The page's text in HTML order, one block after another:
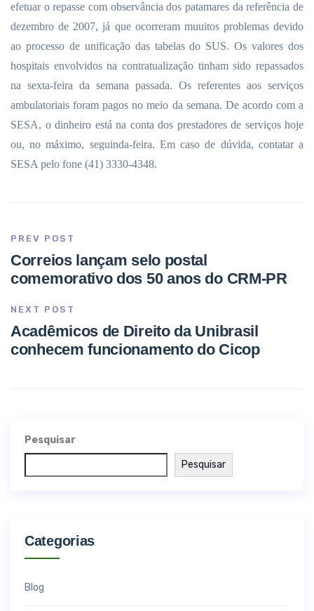
efetuar o repasse com observância dos patamares da referência de
dezembro de 2007, já que ocorreram muuitos problemas devido
ao processo de unificação das tabelas do SUS. Os valores dos
hospitais envolvidos na contratualização tinham sido repassados
na sexta-feira da semana passada. Os referentes aos serviços
ambulatoriais foram pagos no meio da semana. De acordo com a
SESA, o dinheiro está na conta dos prestadores de serviços hoje
ou, no máximo, seguinda-feira. Em caso de dúvida, contatar a
SESA pelo fone (41) 3330-4348.
PREV POST
Correios lançam selo postal
comemorativo dos 50 anos do CRM-PR
NEXT POST
Acadêmicos de Direito da Unibrasil
conhecem funcionamento do Cicop
Pesquisar
Pesquisar
Categorias
Blog